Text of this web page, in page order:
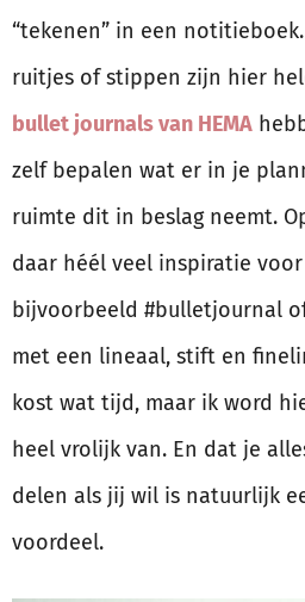
“tekenen” in een
ruitjes of stippen zijn hier
bullet journals van HEMA
zelf bepalen wat er in je
ruimte dit in beslag neemt.
daar héél veel inspiratie
bijvoorbeeld #bulletjournal
met een lineaal, stift en
kost wat tijd, maar ik word
heel vrolijk van. En dat je
delen als jij wil is natuurlijk
voordeel.